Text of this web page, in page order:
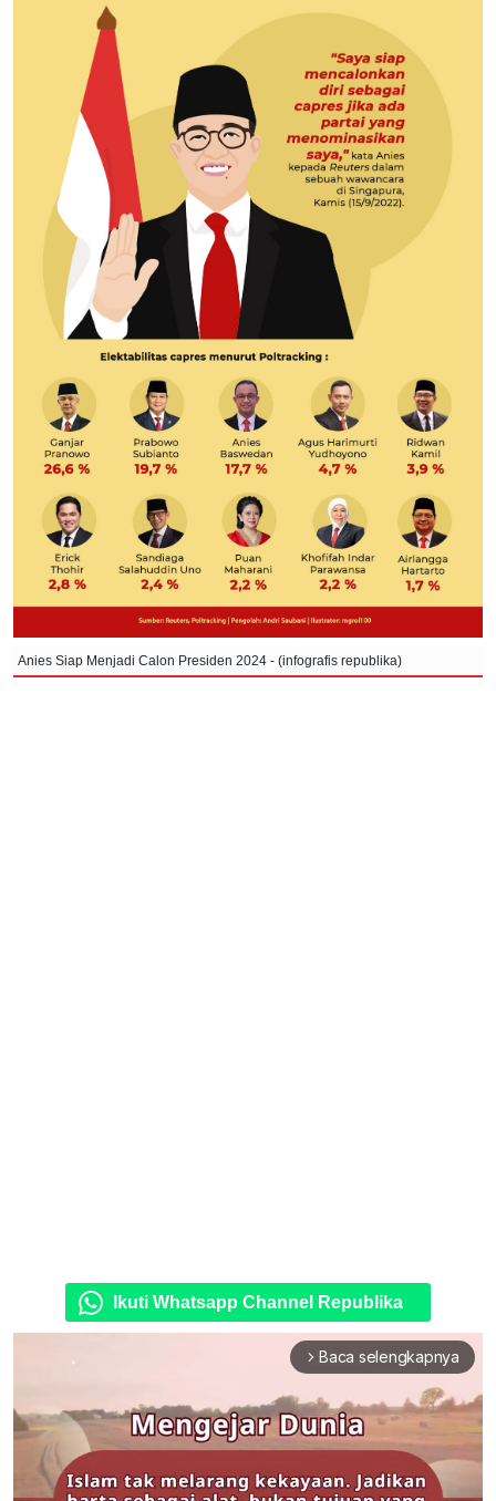
Anies Siap Menjadi Calon Presiden 2024 - (infografis republika)
Ikuti Whatsapp Channel Republika
arrow_forward_ios Baca selengkapnya